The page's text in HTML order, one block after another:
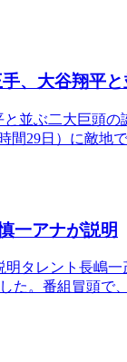
、大谷翔平
と並ぶ二大巨頭
間29日）に敵地
一アナが説明
タレント長嶋一
た。番組冒頭で